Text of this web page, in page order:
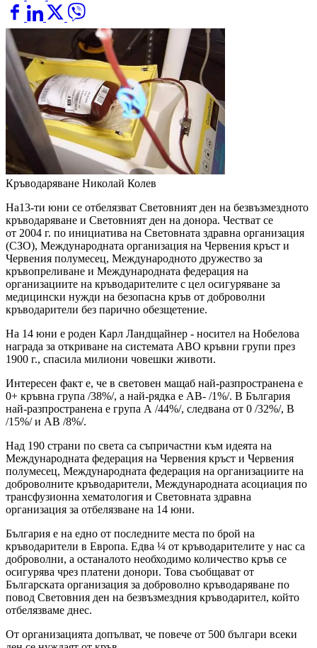
Кръводаряване Николай Колев
На13-ти юни се отбелязват Световният ден на безвъзмездното
кръводаряване и Световният ден на донора. Честват се
от 2004 г. по инициатива на Световната здравна организация
(СЗО), Международната организация на Червения кръст и
Червения полумесец, Международното дружество за
кръвопреливане и Международната федерация на
организациите на кръводарителите с цел осигуряване за
медицински нужди на безопасна кръв от доброволни
кръводарители без парично обезщетение.
На 14 юни е роден Карл Ландщайнер - носител на Нобелова
награда за откриване на системата ABO кръвни групи през
1900 г., спасила милиони човешки животи.
Интересен факт е, че в световен мащаб най-разпространена е
0+ кръвна група /38%/, а най-рядка е АB- /1%/. В България
най-разпространена е група А /44%/, следвана от 0 /32%/, B
/15%/ и AB /8%/.
Над 190 страни по света са съпричастни към идеята на
Международната федерация на Червения кръст и Червения
полумесец, Международната федерация на организациите на
доброволните кръводарители, Международната асоциация по
трансфузионна хематология и Световната здравна
организация за отбелязване на 14 юни.
България е на едно от последните места по брой на
кръводарители в Европа. Едва ¼ от кръводарителите у нас са
доброволни, а останалото необходимо количество кръв се
осигурява чрез платени донори. Това съобщават от
Българската организация за доброволно кръводаряване по
повод Световния ден на безвъзмездния кръводарител, който
отбелязваме днес.
От организацията допълват, че повече от 500 българи всеки